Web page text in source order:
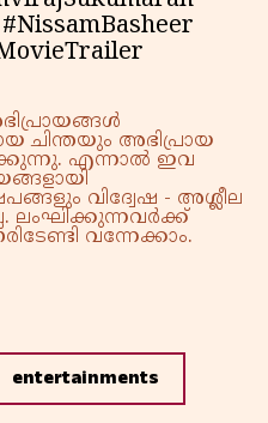
ചിന്തയും അഭിപ്രായ
എന്നാൽ ഇവ
വിദ്വേഷ - അശ്ലീല
ലംഘിക്കുന്നവർക്ക്
വന്നേക്കാം.
entertainments